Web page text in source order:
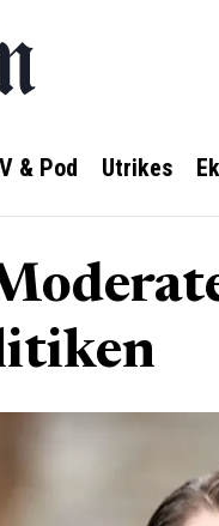
& Pod Utrikes